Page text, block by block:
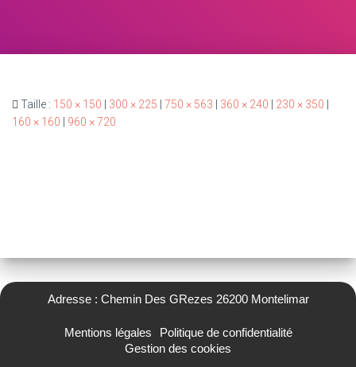
Taille : 150 × 150 300 × 225 750 × 563 360 × 240 230 × 350
160 × 160
960 × 720
Adresse : Chemin Des GRezes 26200 Montelimar
Mentions légales
Politique de confidentialité
Gestion des cookies